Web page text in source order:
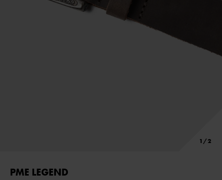
PME LEGEND